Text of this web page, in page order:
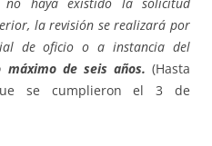
la revisión se realizará por
de oficio o a instancia del
máximo de seis años.(Hasta
se cumplieron el 3 de